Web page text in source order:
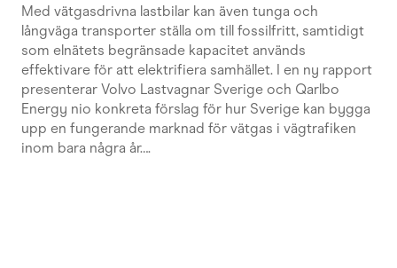
Med vätgasdrivna lastbilar kan även tunga och
långväga transporter ställa om till fossilfritt, samtidigt
som elnätets begränsade kapacitet används
effektivare för att elektrifiera samhället. I en ny rapport
presenterar Volvo Lastvagnar Sverige och Qarlbo
Energy nio konkreta förslag för hur Sverige kan bygga
upp en fungerande marknad för vätgas i vägtrafiken
inom bara några år….